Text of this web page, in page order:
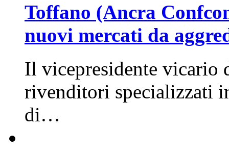
Toffano (Ancra
nuovi mercati da
Il vicepresidente vicario
rivenditori specializzati
di…